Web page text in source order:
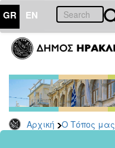
GR EN
Αρχική Ο Τόπος μας
ΤΟΠΟΣ
ΜΑΣ
Ανακοινώσεις
Αρχείο
2026